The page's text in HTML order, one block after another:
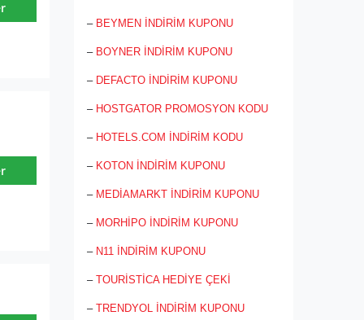
yansıyan giyişeler ev eşyalarında yansır.
ve kırlent, pike takımı, yorgan, masa
örtüsü, banyo gurubu ve yatak örtüsü
ürünlerinizi masa başından sipariş
edilir. Sararshop.com’dan kalite ve
güvenin adresi olarak keyifli alışverişler
suncaktır.
– BEYMEN İNDİRİM KUPONU
– BOYNER İNDİRİM KUPONU
– DEFACTO İNDİRİM KUPONU
– HOSTGATOR PROMOSYON KODU
– HOTELS.COM İNDİRİM KODU
– KOTON İNDİRİM KUPONU
– MEDİAMARKT İNDİRİM KUPONU
– MORHİPO İNDİRİM KUPONU
– N11 İNDİRİM KUPONU
– TOURİSTİCA HEDİYE ÇEKİ
– TRENDYOL İNDİRİM KUPONU